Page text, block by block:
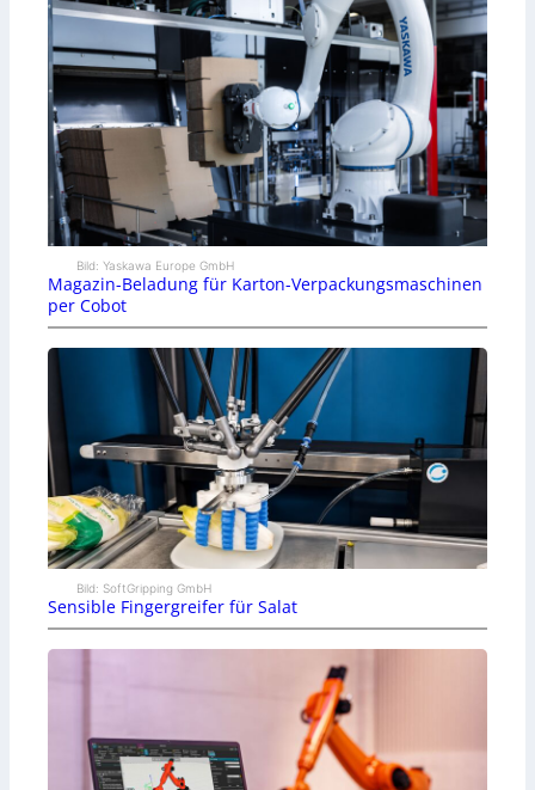
Bild: Yaskawa Europe GmbH
Magazin-Beladung für Karton-Verpackungsmaschinen
per Cobot
Bild: SoftGripping GmbH
Sensible Fingergreifer für Salat